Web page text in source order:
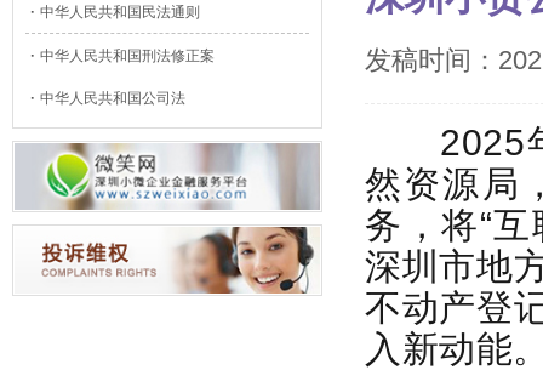
中华人民共和国民法通则
中华人民共和国刑法修正案
中华人民共和国公司法
发稿时间：
2025
然资源局
务，将“
深圳市地
不动产登
入新动能